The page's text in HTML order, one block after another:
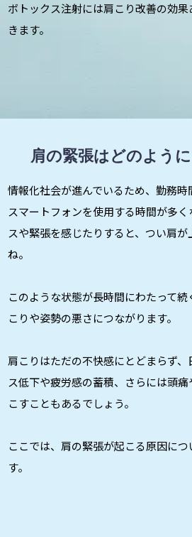
ボトックス注射には肩こり改善の効
きます。
肩の緊張はどのよう
情報化社会が進んでいるため、勤務時
スマートフォンを使用する時間が多
スや緊張を感じたりすると、つい肩が
ね。
このような状態が長時間にわたって
こりや姿勢の悪さにつながります。
肩こりはただの不快感にとどまらず
ス低下や疲労感の蓄積、さらには頭
こすこともあるでしょう。
ここでは、肩の緊張が起こる原因に
す。